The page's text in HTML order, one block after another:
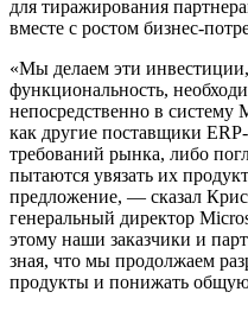
для тиражирования
вместе с ростом бизнес-
«Мы делаем эти
функциональность,
непосредственно в систему
как другие поставщики
требований рынка, либо
пытаются увязать их
предложение, — сказал
генеральный директор
этому наши заказчики и
зная, что мы продолжаем
продукты и понижать